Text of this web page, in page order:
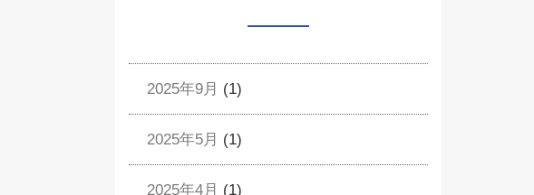
2025年9月 (1)
2025年5月 (1)
2025年4月 (1)